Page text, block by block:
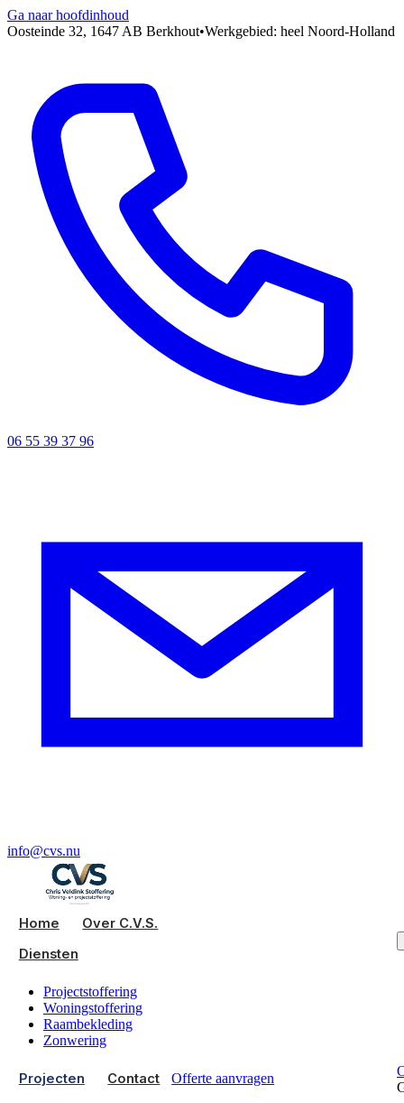
Ga naar hoofdinhoud
Oosteinde 32, 1647 AB Berkhout•Werkgebied: heel Noord-Holland
06 55 39 37 96
info@cvs.nu
Home
Over C.V.S.
Diensten
Projectstoffering
Woningstoffering
Raambekleding
Zonwering
Projecten Contact Offerte aanvragen